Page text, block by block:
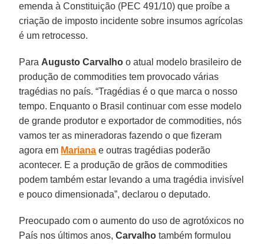
emenda à Constituição (PEC 491/10) que proíbe a
criação de imposto incidente sobre insumos agrícolas
é um retrocesso.
Para Augusto Carvalho o atual modelo brasileiro de
produção de commodities tem provocado várias
tragédias no país. “Tragédias é o que marca o nosso
tempo. Enquanto o Brasil continuar com esse modelo
de grande produtor e exportador de commodities, nós
vamos ter as mineradoras fazendo o que fizeram
agora em Mariana e outras tragédias poderão
acontecer. E a produção de grãos de commodities
podem também estar levando a uma tragédia invisível
e pouco dimensionada”, declarou o deputado.
Preocupado com o aumento do uso de agrotóxicos no
País nos últimos anos,Carvalho também formulou